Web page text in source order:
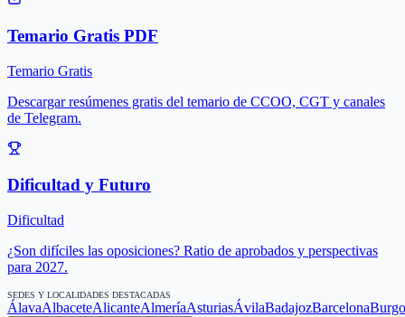
Temario Gratis PDF
Temario Gratis
Descargar resúmenes gratis del temario de CCOO, CGT y canales
de Telegram.
Dificultad y Futuro
Dificultad
¿Son difíciles las oposiciones? Ratio de aprobados y perspectivas
para 2027.
SEDES Y LOCALIDADES DESTACADAS
ÁlavaAlbaceteAlicanteAlmeríaAsturiasÁvilaBadajozBarcelona